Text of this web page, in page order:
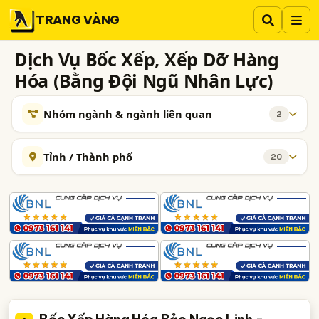
TRANG VÀNG
Dịch Vụ Bốc Xếp, Xếp Dỡ Hàng
Hóa (Bằng Đội Ngũ Nhân Lực)
Nhóm ngành & ngành liên quan 2
Dịch Vụ Chuyển Nhà, Dọn Nhà, Văn Phòng (Trọn Gói,
Chuyên Nghiệp) 442
Tỉnh / Thành phố 20
Bình Dương
TP. Hải Phòng
Bà Rịa-Vũng Tàu
Bắc Ninh Hà Tĩnh
Lạng Sơn
Nam Định
Quảng Ninh
Bắc Giang
Gia Lai Hà Giang
Long An
Quảng Ngãi
Tây Ninh